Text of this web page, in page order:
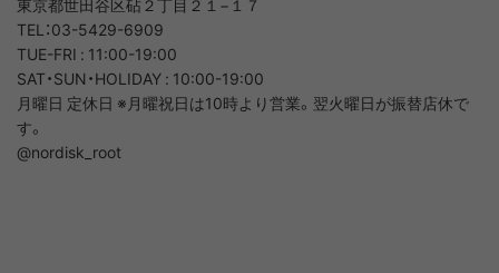
TEL：03-5429-6909
TUE-FRI : 11:00-19:00
SAT・SUN・HOLIDAY : 10:00-19:00
月曜日 定休日 ※月曜祝日は10時より営業。翌火曜日が振替店休で
す。
@nordisk_root